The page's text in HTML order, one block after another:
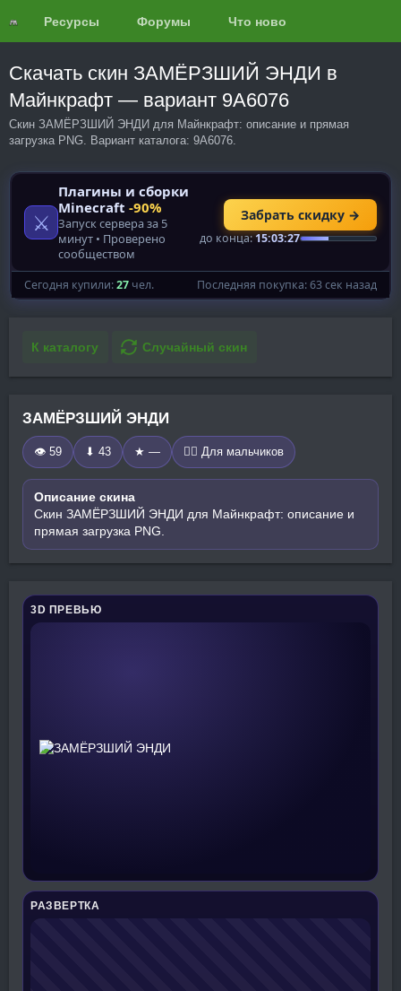
Ресурсы Форумы Что нового?
Скачать скин ЗАМЁРЗШИЙ ЭНДИ в
Майнкрафт — вариант 9A6076
Скин ЗАМЁРЗШИЙ ЭНДИ для Майнкрафт: описание и прямая
загрузка PNG. Вариант каталога: 9A6076.
К каталогу Случайный скин
ЗАМЁРЗШИЙ ЭНДИ
👁 59 ⬇ 43 ★ — 🧍‍♂️ Для мальчиков
Описание скина
Скин ЗАМЁРЗШИЙ ЭНДИ для Майнкрафт: описание и
прямая загрузка PNG.
3D ПРЕВЬЮ
РАЗВЕРТКА